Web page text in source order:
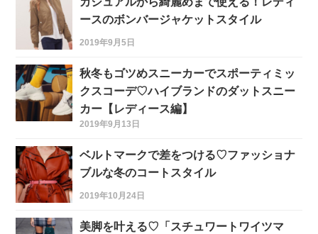
ースのボンバージャケットスタイル
2019年9月5日
秋冬もゴツめスニーカーでスポーティミッ
クスコーデ♡ハイブランドのダットスニー
カー【レディース編】
2019年9月13日
ベルトマークで差をつける♡ファッショナ
ブルな冬のコートスタイル
2019年10月24日
美脚を叶える♡「スチュワートワイツマ